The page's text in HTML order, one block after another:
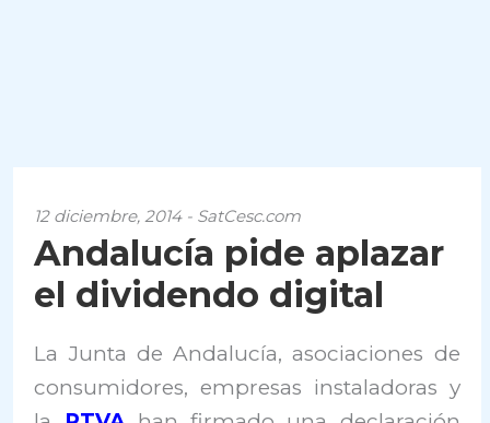
12 diciembre, 2014 - SatCesc.com
Andalucía pide aplazar
el dividendo digital
La Junta de Andalucía, asociaciones de
consumidores, empresas instaladoras y